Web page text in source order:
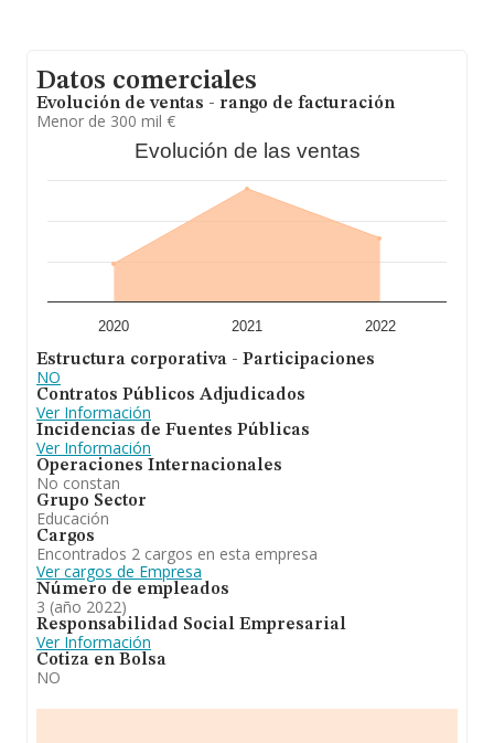
Datos comerciales
Evolución de ventas - rango de facturación
Menor de 300 mil €
Evolución de las ventas
2020 2021 2022
Estructura corporativa - Participaciones
NO
Contratos Públicos Adjudicados
Ver Información
Incidencias de Fuentes Públicas
Ver Información
Operaciones Internacionales
No constan
Grupo Sector
Educación
Cargos
Encontrados 2 cargos en esta empresa
Ver cargos de Empresa
Número de empleados
3 (año 2022)
Responsabilidad Social Empresarial
Ver Información
Cotiza en Bolsa
NO